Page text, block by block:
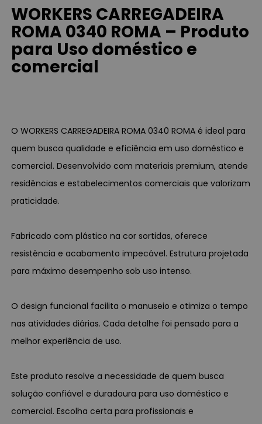
WORKERS CARREGADEIRA
ROMA 0340 ROMA – Produto
para Uso doméstico e
comercial
O WORKERS CARREGADEIRA ROMA 0340 ROMA é ideal para
quem busca qualidade e eficiência em uso doméstico e
comercial. Desenvolvido com materiais premium, atende
residências e estabelecimentos comerciais que valorizam
praticidade.
Fabricado com plástico na cor sortidas, oferece
resistência e acabamento impecável. Estrutura projetada
para máximo desempenho sob uso intenso.
O design funcional facilita o manuseio e otimiza o tempo
nas atividades diárias. Cada detalhe foi pensado para a
melhor experiência de uso.
Este produto resolve a necessidade de quem busca
solução confiável e duradoura para uso doméstico e
comercial. Escolha certa para profissionais e